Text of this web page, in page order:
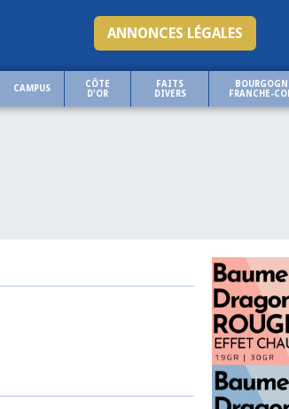
ANNONCES LÉGALES
CAMPUS
CÔTE
D'OR
FAITS
DIVERS
FRANCHE-